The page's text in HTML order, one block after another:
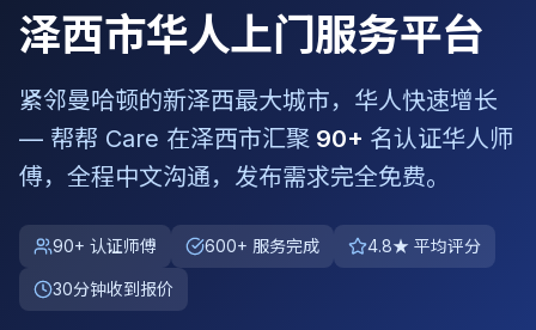
泽西市华人上门服务平台
紧邻曼哈顿的新泽西最大城市，华人快速增长
— 帮帮 Care 在泽西市汇聚 90+ 名认证华人师
傅，全程中文沟通，发布需求完全免费。
90+ 认证师傅 600+ 服务完成 4.8★ 平均评分
30分钟收到报价